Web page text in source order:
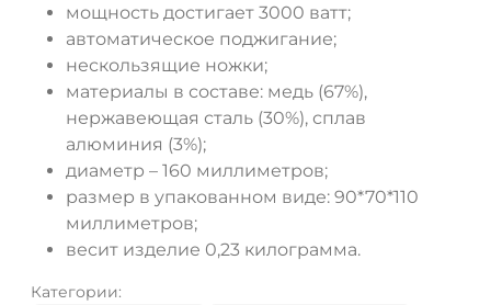
мощность достигает 3000 ватт;
автоматическое поджигание;
нескользящие ножки;
материалы в составе: медь (67%),
нержавеющая сталь (30%), сплав
алюминия (3%);
диаметр – 160 миллиметров;
размер в упакованном виде: 90*70*110
миллиметров;
весит изделие 0,23 килограмма.
Категории: